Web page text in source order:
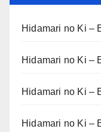
Hidamari no Ki –
Hidamari no Ki –
Hidamari no Ki –
Hidamari no Ki –